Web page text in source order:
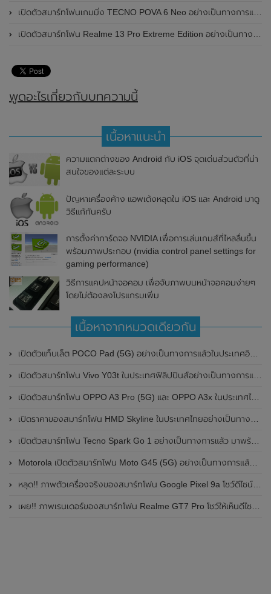
เปิดตัวสมาร์ทโฟนเกมมิ่ง TECNO POVA 6 Neo อย่างเป็นทางการแล้วในประเทศไทย ในราคา 8,499 บาท
เปิดตัวสมาร์ทโฟน Realme 13 Pro Extreme Edition อย่างเป็นทางการแล้วในประเทศจีน
พูดอะไรเกี่ยวกับบทความนี้
เนื้อหาแนะนำ
ความแตกต่างของ Android กับ iOS จุดเด่นส่วนตัวที่น่า
สนใจของแต่ละระบบ
ปัญหาเครื่องค้าง แอพเด้งหลุดใน iOS และ Android มาดู
วิธีแก้กันครับ
การตั้งค่าการ์ดจอ NVIDIA เพื่อการเล่นเกมส์ที่ไหลลื่นขึ้น
พร้อมภาพประกอบ (nvidia control panel settings for
gaming performance)
วิธีการแคปหน้าจอคอม เพื่อจับภาพบนหน้าจอคอมง่ายๆ
โดยไม่ต้องลงโปรแกรมเพิ่ม
เนื้อหาจากหมวดเดียวกัน
เปิดตัวแท็บเล็ต POCO Pad (5G) อย่างเป็นทางการแล้วในประเทศอินเดีย มาพร้อมชิปเซ็ต Snapdragon 7s Gen 2 ของ Qualcomm และรองรับเครือข่าย 5G
เปิดตัวสมาร์ทโฟน Vivo Y03t ในประเทศฟิลิปปินส์อย่างเป็นทางการแล้ว มาพร้อมชิปเซ็ต Unisoc T612 , กล้องหลัง ความละเอียด 13MP , แบตเตอรี่ 5,000mAh และหน้าจอแสดงผล LCD / 90Hz
เปิดตัวสมาร์ทโฟน OPPO A3 Pro (5G) และ OPPO A3x ในประเทศไทยอย่างเป็นทางการแล้ว ในราคาเริ่มต้นเพียง 3,999 บาท
เปิดราคาของสมาร์ทโฟน HMD Skyline ในประเทศไทยอย่างเป็นทางการแล้ว ราคา 14,990 บาท
เปิดตัวสมาร์ทโฟน Tecno Spark Go 1 อย่างเป็นทางการแล้ว มาพร้อมหน้าจอแสดงผล LCD / 120Hz , แบตเตอรี่ 5,000mAh และใช้ชิปเซ็ต Unisoc
Motorola เปิดตัวสมาร์ทโฟน Moto G45 (5G) อย่างเป็นทางการแล้วในอินเดีย
หลุด!! ภาพตัวเครื่องจริงของสมาร์ทโฟน Google Pixel 9a โชว์ดีไซน์ใหม่ กล้องหลังแบนราบ ไม่มีกรอบของกล้องแล้ว
เผย!! ภาพเรนเดอร์ของสมาร์ทโฟน Realme GT7 Pro โชว์ให้เห็นดีไซน์ใหม่ พร้อมเผยรายละเอียดสเปกที่สำคัญบางส่วน